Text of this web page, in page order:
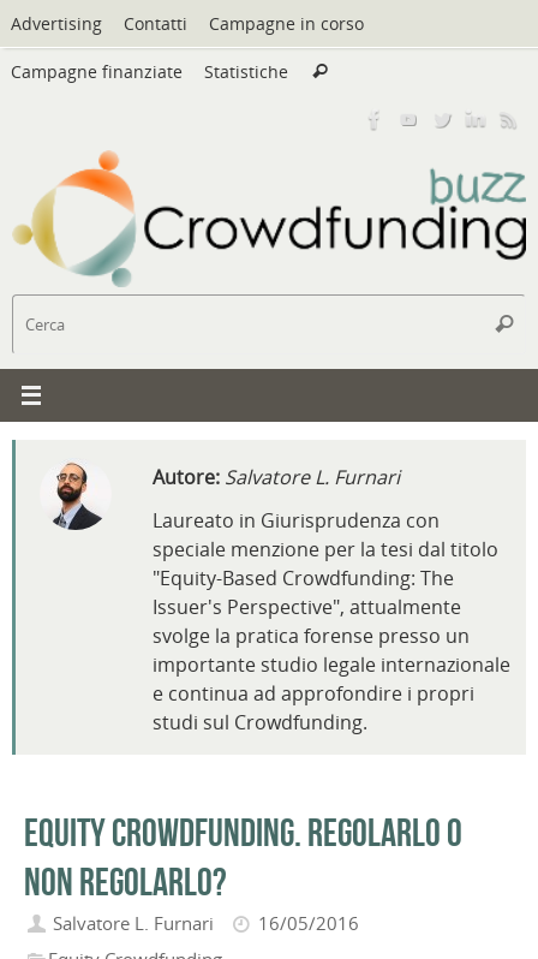
Vai
al
contenuto
Advertising Contatti Campagne in corso
Campagne finanziate Statistiche Cerca
Cerca
Autore: Salvatore L. Furnari
Laureato in Giurisprudenza con
speciale menzione per la tesi dal titolo
"Equity-Based Crowdfunding: The
Issuer's Perspective", attualmente
svolge la pratica forense presso un
importante studio legale internazionale
e continua ad approfondire i propri
studi sul Crowdfunding.
Equity Crowdfunding. Regolarlo o
non regolarlo?
Salvatore L. Furnari
16/05/2016